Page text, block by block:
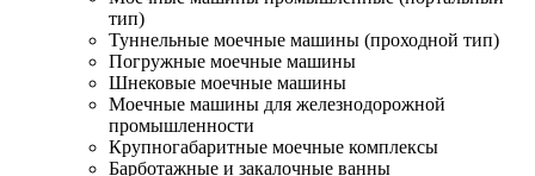
тип)
Туннельные моечные машины (проходной тип)
Погружные моечные машины
Шнековые моечные машины
Моечные машины для железнодорожной
промышленности
Крупногабаритные моечные комплексы
Барботажные и закалочные ванны